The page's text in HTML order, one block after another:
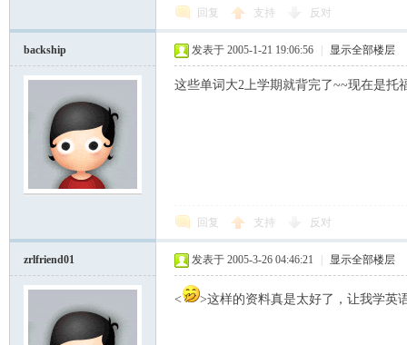
回复 支持 反对
backship 发表于 2005-1-21 19:06:56 显示全部楼层
这些单词大2上学期就背完了~~现在是托
回复 支持 反对
zrlfriend01 发表于 2005-3-26 04:46:21 显示全部楼层
< >这样的资料真是太好了，让我学英